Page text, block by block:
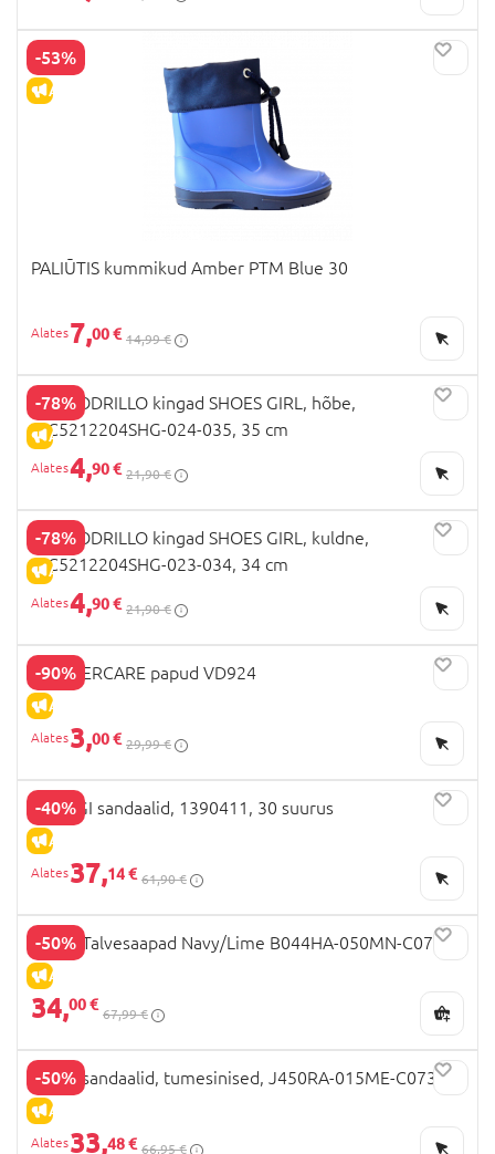
-53%
ALLAHINDLUS
PALIŪTIS kummikud Amber PTM Blue 30
7,00 € 14,99 €
-78%
ALLAHINDLUS
COCCODRILLO kingad SHOES GIRL, hõbe,
WC5212204SHG-024-035, 35 cm
4,90 € 21,90 €
-78%
ALLAHINDLUS
COCCODRILLO kingad SHOES GIRL, kuldne,
WC5212204SHG-023-034, 34 cm
4,90 € 21,90 €
-90%
ALLAHINDLUS
MOTHERCARE papud VD924
3,00 € 29,99 €
-40%
ALLAHINDLUS
PRIMIGI sandaalid, 1390411, 30 suurus
37,14 € 61,90 €
-50%
ALLAHINDLUS
GEOX Talvesaapad Navy/Lime B044HA-050MN-C0749
34,00 €
67,99 €
-50%
ALLAHINDLUS
GEOX sandaalid, tumesinised, J450RA-015ME-C0735
33,48 € 66,95 €